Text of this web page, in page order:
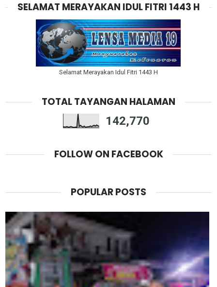
SELAMAT MERAYAKAN IDUL FITRI 1443 H
Selamat Merayakan Idul Fitri 1443 H
TOTAL TAYANGAN HALAMAN
142,770
FOLLOW ON FACEBOOK
POPULAR POSTS